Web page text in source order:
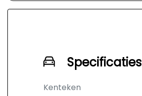
Specificaties
Kenteken